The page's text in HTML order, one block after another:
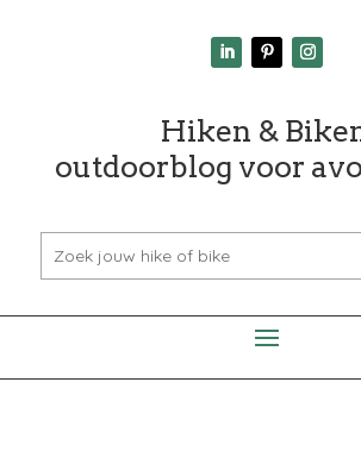
Hiken &
outdoorblog voor